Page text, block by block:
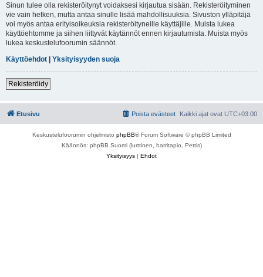
Sinun tulee olla rekisteröitynyt voidaksesi kirjautua sisään. Rekisteröityminen
vie vain hetken, mutta antaa sinulle lisää mahdollisuuksia. Sivuston ylläpitäjä
voi myös antaa erityisoikeuksia rekisteröityneille käyttäjille. Muista lukea
käyttöehtomme ja siihen liittyvät käytännöt ennen kirjautumista. Muista myös
lukea keskustelufoorumin säännöt.
Käyttöehdot | Yksityisyyden suoja
Rekisteröidy
Etusivu Kaikki ajat ovat UTC+03:00
Poista evästeet
Keskustelufoorumin ohjelmisto phpBB® Forum Software © phpBB Limited
Käännös: phpBB Suomi (lurttinen, harritapio, Pettis)
Yksityisyys | Ehdot